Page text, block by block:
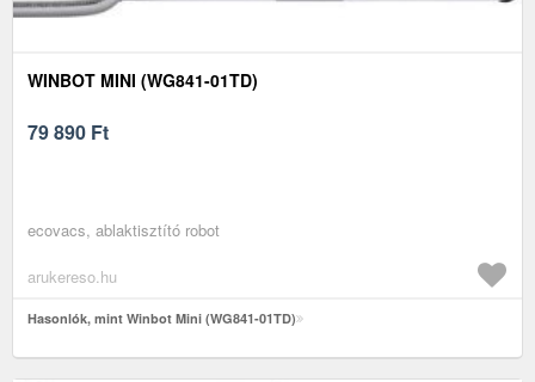
WINBOT MINI (WG841-01TD)
79 890 Ft
ecovacs, ablaktisztító robot
arukereso.hu
Hasonlók, mint Winbot Mini (WG841-01TD)